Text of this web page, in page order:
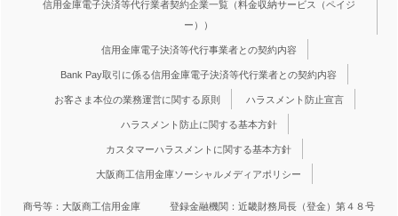
信用金庫電子決済等代行業者契約企業一覧（料金収納サービス（ペイジ
ー））
信用金庫電子決済等代行事業者との契約内容
Bank Pay取引に係る信用金庫電子決済等代行業者との契約内容
お客さま本位の業務運営に関する原則 ハラスメント防止宣言
ハラスメント防止に関する基本方針
カスタマーハラスメントに関する基本方針
大阪商工信用金庫ソーシャルメディアポリシー
商号等：大阪商工信用金庫 登録金融機関：近畿財務局長（登金）第４８号